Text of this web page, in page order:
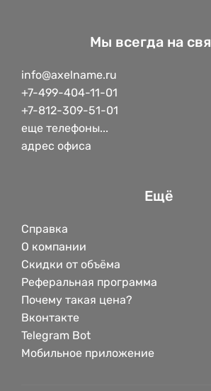
Мы всегда на
info@axelname.ru
+7-499-404-11-01
+7-812-309-51-01
еще телефоны...
адрес офиса
Ещё
Справка
О компании
Скидки от объёма
Реферальная программа
Почему такая цена?
Вконтакте
Telegram Bot
Мобильное приложение